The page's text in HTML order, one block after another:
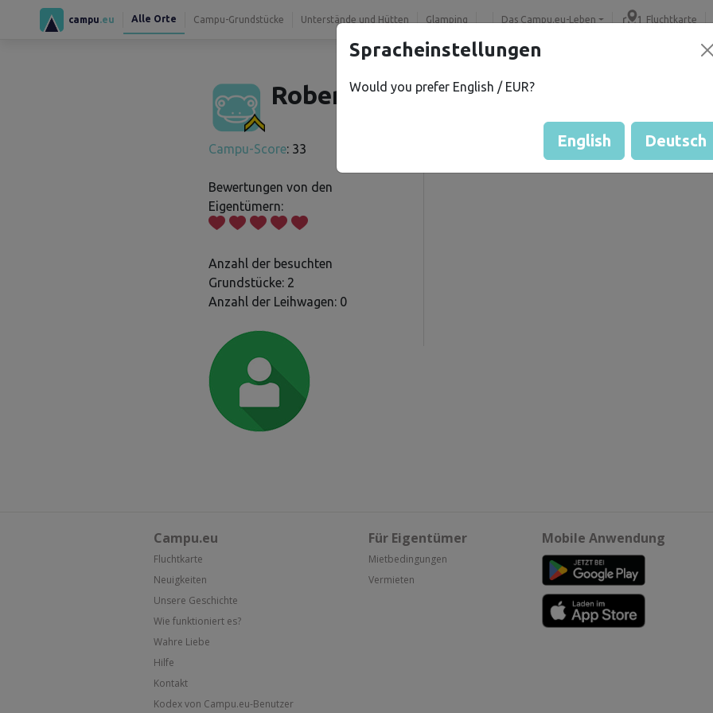
campu .eu Alle Orte Campu-Grundstücke Unterstände und Hütten Glamping Das Campu.eu-Leben Fluchtkarte
Robert Z.
Campu-Score: 33
Bewertungen von den
Eigentümern:
Anzahl der besuchten
Grundstücke: 2
Anzahl der Leihwagen: 0
Gästebewertung durch
Bewertung der Grundstücke
Campu.eu
Fluchtkarte
Neuigkeiten
Unsere Geschichte
Wie funktioniert es?
Wahre Liebe
Hilfe
Kontakt
Kodex von Campu.eu-Benutzer
Für Eigentümer
Mietbedingungen
Vermieten
Mobile Anwendung
Spracheinstellungen
Would you prefer English / EUR?
English Deutsch